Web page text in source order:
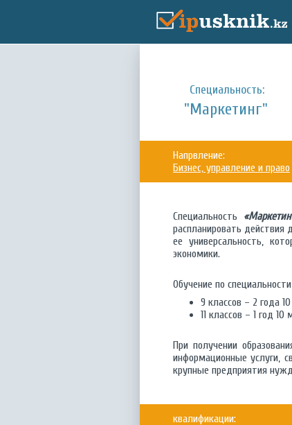
Специальность:
"Маркетинг"
Напрвление:
Бизнес, управление и право
Специальность
распланировать действия
ее универсальность,
экономики.
Обучение по
9 классов – 2 года
11 классов – 1 год 10
При получении
информационные услуги,
крупные предприятия
квалификации: